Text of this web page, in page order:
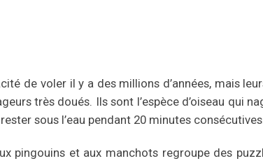
de voler il y a des millions d’années, mais
très doués. Ils sont l’espèce d’oiseau qui
sous l’eau pendant 20 minutes consécutives.
pingouins et aux manchots regroupe des